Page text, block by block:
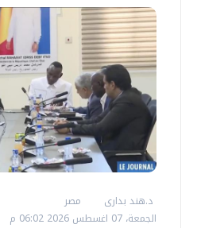
د.هند بدارى
مصر
الجمعة، 07 اغسطس 2026 06:02 م